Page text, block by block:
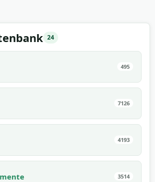
24
495
7126
4193
3514